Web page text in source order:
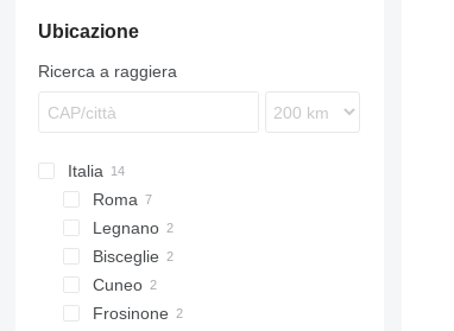
Ubicazione
Ricerca a raggiera
Italia
Roma
Legnano
Bisceglie
Cuneo
Frosinone